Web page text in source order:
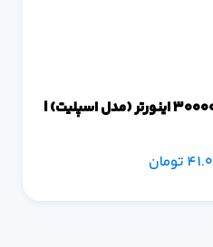
قیمت کولر گازی هایسنس 30000 اینورتر (مدل اسپلیت) |
تومان